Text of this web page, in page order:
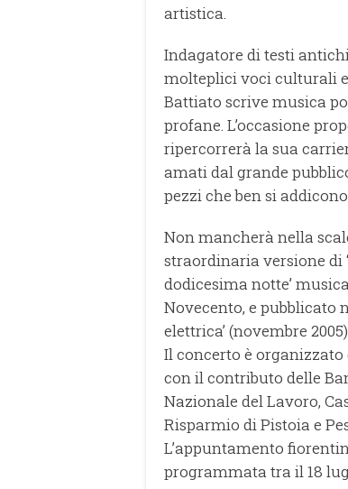
artistica.
Indagatore di testi
molteplici voci culturali
Battiato scrive musica
profane. L’occasione
ripercorrerà la sua
amati dal grande
pezzi che ben si
Non mancherà nella
straordinaria versione di
dodicesima notte’
Novecento, e pubblicato
elettrica’ (novembre
Il concerto è
con il contributo delle
Nazionale del Lavoro,
Risparmio di Pistoia e
L’appuntamento
programmata tra il 18